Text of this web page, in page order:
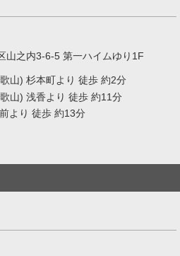
山之内3-6-5 第一ハイムゆり1F
山) 杉本町より 徒歩 約2分
山) 浅香より 徒歩 約11分
より 徒歩 約13分